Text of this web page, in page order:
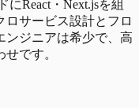
React・Next.jsを組
サービス設計とフロ
ンジニアは希少で、高
です。